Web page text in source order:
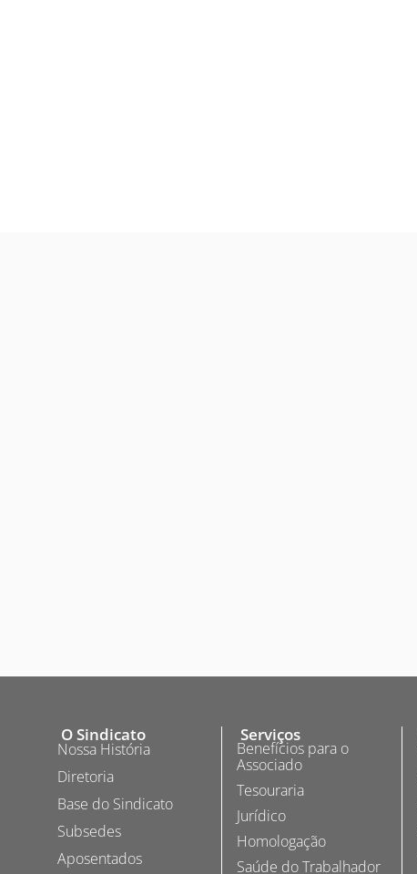
O Sindicato
Nossa História
Diretoria
Base do Sindicato
Subsedes
Aposentados
Serviços
Benefícios para o
Associado
Tesouraria
Jurídico
Homologação
Saúde do Trabalhador